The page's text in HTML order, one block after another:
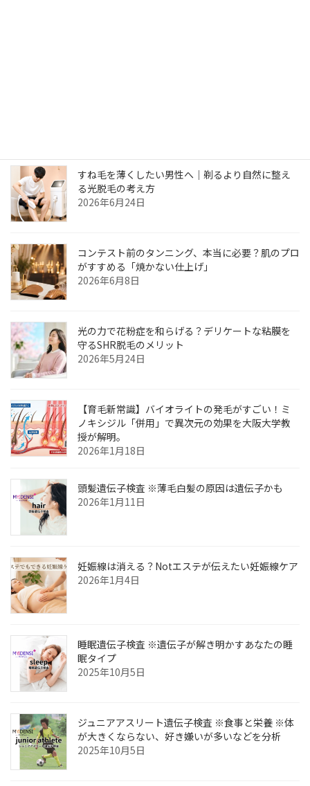
すね毛を薄くしたい男性へ｜剃るより自然に整え
る光脱毛の考え方
2026年6月24日
コンテスト前のタンニング、本当に必要？肌のプロ
がすすめる「焼かない仕上げ」
2026年6月8日
光の力で花粉症を和らげる？デリケートな粘膜を
守るSHR脱毛のメリット
2026年5月24日
【育毛新常識】バイオライトの発毛がすごい！ミ
ノキシジル「併用」で異次元の効果を大阪大学教
授が解明。
2026年1月18日
頭髪遺伝子検査 ※薄毛白髪の原因は遺伝子かも
2026年1月11日
妊娠線は消える？Notエステが伝えたい妊娠線ケア
2026年1月4日
睡眠遺伝子検査 ※遺伝子が解き明かすあなたの睡
眠タイプ
2025年10月5日
ジュニアアスリート遺伝子検査 ※食事と栄養 ※体
が大きくならない、好き嫌いが多いなどを分析
2025年10月5日